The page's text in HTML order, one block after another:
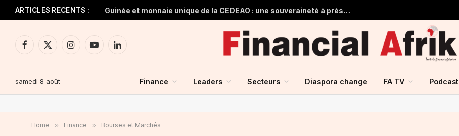
ARTICLES RECENTS : Guinée et monnaie unique de la CEDEAO : une souveraineté à préserver, une intégration à repenser
Facebook
X
InstagramYouTubeLinkedIn
samedi 8 août Finance Leaders Secteurs Diaspora change FA TV Podcast
Home » Finance » Bourses et Marchés